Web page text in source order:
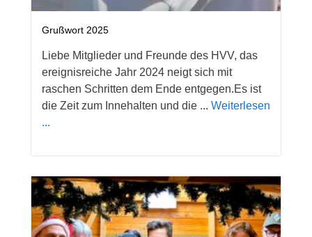
Grußwort 2025
Liebe Mitglieder und Freunde des HVV, das
ereignisreiche Jahr 2024 neigt sich mit
raschen Schritten dem Ende entgegen.Es ist
die Zeit zum Innehalten und die ... Weiterlesen
...